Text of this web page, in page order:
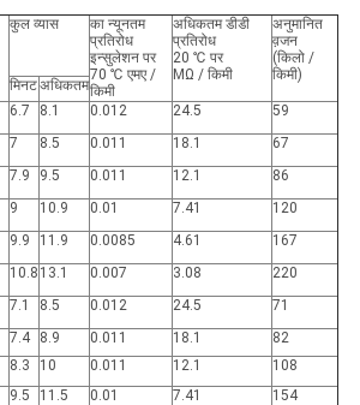
कुल व्यास
का न्यूनतम
प्रतिरोध
इन्सुलेशन पर
70 ℃ एमए /
किमी
अधिकतम डीडी
प्रतिरोध
20 ℃ पर
MΩ / किमी
अनुमानित
व़जन
(किलो /
किमी)
मिनटअधिकतम
6.7 8.1 0.012 24.5
59
7 8.5 0.011 18.1
67
7.9 9.5 0.011 12.1
86
9 10.9 0.01 7.41
120
9.9 11.9 0.0085 4.61
167
10.8 13.1 0.007 3.08
220
7.1 8.5 0.012 24.5
71
7.4 8.9 0.011 18.1
82
8.3 10 0.011 12.1
108
9.5 11.5 0.01 7.41 154